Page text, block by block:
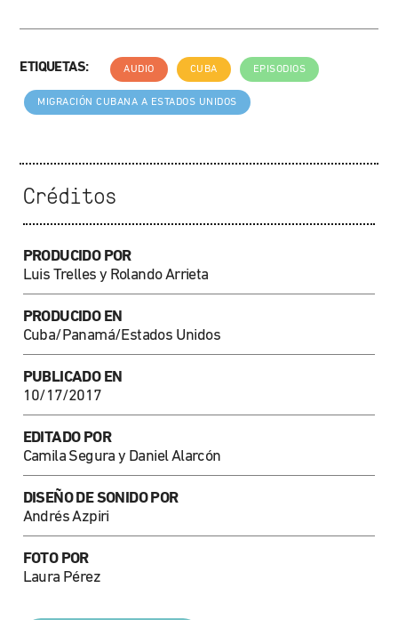
ETIQUETAS: AUDIO CUBA EPISODIOS
MIGRACIÓN CUBANA A ESTADOS UNIDOS
Créditos
PRODUCIDO POR
Luis Trelles y Rolando Arrieta
PRODUCIDO EN
Cuba/Panamá/Estados Unidos
PUBLICADO EN
10/17/2017
EDITADO POR
Camila Segura y Daniel Alarcón
DISEÑO DE SONIDO POR
Andrés Azpiri
FOTO POR
Laura Pérez